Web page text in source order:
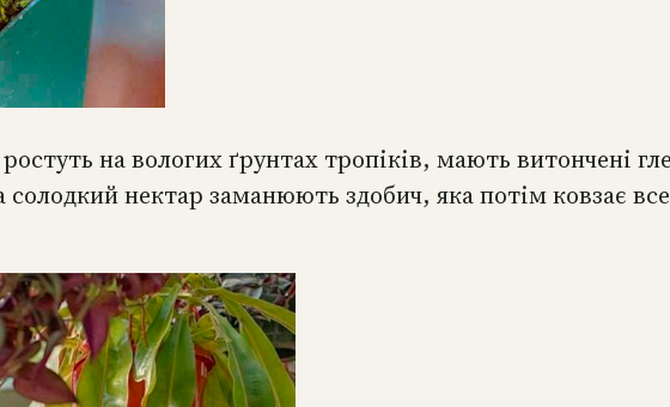
на вологих ґрунтах тропіків, мають витончені
солодкий нектар заманюють здобич, яка потім ковзає